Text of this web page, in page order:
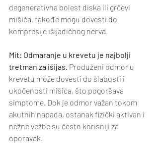
degenerativna bolest diska ili grčevi
mišića, takođe mogu dovesti do
kompresije išijadičnog nerva.
Mit: Odmaranje u krevetu je najbolji
tretman za išijas. Produženi odmor u
krevetu može dovesti do slabosti i
ukočenosti mišića, što pogoršava
simptome. Dok je odmor važan tokom
akutnih napada, ostanak fizički aktivan i
nežne vežbe su često korisniji za
oporavak.